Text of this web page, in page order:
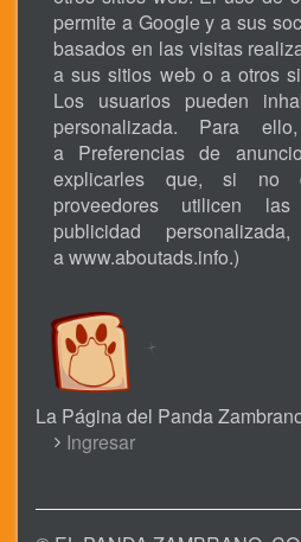
permite a Google y a sus
basados en las visitas
a sus sitios web o a otros
Los usuarios pueden
personalizada. Para
a Preferencias de
explicarles que, si no
proveedores utilicen
publicidad
awww.aboutads.info.)
La Página del Panda
USER
MENU
Ingresar